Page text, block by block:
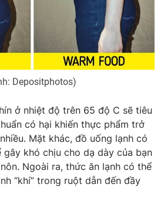
Depositphotos)
ở nhiệt độ trên 65 độ C sẽ tiêu
có hại khiến thực phẩm trở
Mặt khác, đồ uống lạnh có
gây khó chịu cho dạ dày của bạn
Ngoài ra, thức ăn lạnh có thể
“khí” trong ruột dẫn đến đầy